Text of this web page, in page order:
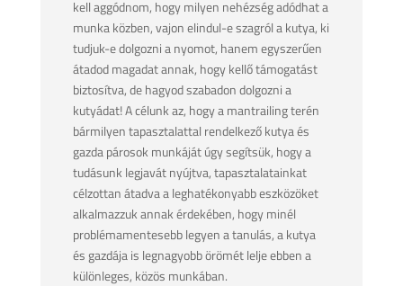
kell aggódnom, hogy milyen nehézség adódhat a
munka közben, vajon elindul-e szagról a kutya, ki
tudjuk-e dolgozni a nyomot, hanem egyszerűen
átadod magadat annak, hogy kellő támogatást
biztosítva, de hagyod szabadon dolgozni a
kutyádat! A célunk az, hogy a mantrailing terén
bármilyen tapasztalattal rendelkező kutya és
gazda párosok munkáját úgy segítsük, hogy a
tudásunk legjavát nyújtva, tapasztalatainkat
célzottan átadva a leghatékonyabb eszközöket
alkalmazzuk annak érdekében, hogy minél
problémamentesebb legyen a tanulás, a kutya
és gazdája is legnagyobb örömét lelje ebben a
különleges, közös munkában.